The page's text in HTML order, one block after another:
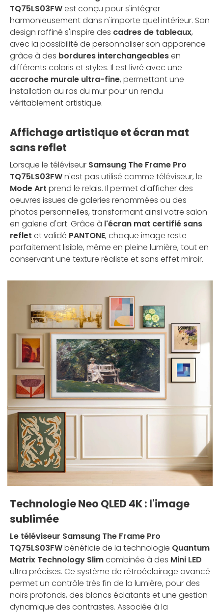
TQ75LS03FWest conçu pour s'intégrer
harmonieusement dans n'importe quel intérieur. Son
design raffiné s'inspire des cadres de tableaux,
avec la possibilité de personnaliser son apparence
grâce à des bordures interchangeablesen
différents coloris et styles. Il est livré avec une
accroche murale ultra-fine, permettant une
installation au ras du mur pour un rendu
véritablement artistique.
Affichage artistique et écran mat
sans reflet
Lorsque le téléviseur Samsung The Frame Pro
TQ75LS03FWn'est pas utilisé comme téléviseur, le
Mode Art prend le relais. Il permet d'afficher des
oeuvres issues de galeries renommées ou des
photos personnelles, transformant ainsi votre salon
en galerie d'art. Grâce à l'écran mat certifié sans
reflet et validé PANTONE, chaque image reste
parfaitement lisible, même en pleine lumière, tout en
conservant une texture réaliste et sans effet miroir.
Technologie Neo QLED 4K : l'image
sublimée
Le téléviseur Samsung The Frame Pro
TQ75LS03FWbénéficie de la technologie Quantum
Matrix Technology Slimcombinée à des Mini LED
ultra précises. Ce système de rétroéclairage avancé
permet un contrôle très fin de la lumière, pour des
noirs profonds, des blancs éclatants et une gestion
dynamique des contrastes. Associée à la